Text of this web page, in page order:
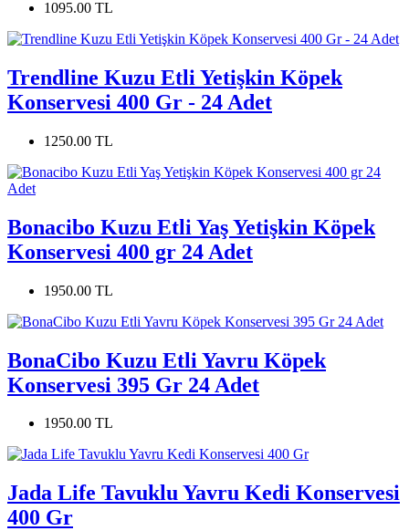
1095.00 TL
Trendline Kuzu Etli Yetişkin Köpek
Konservesi 400 Gr - 24 Adet
1250.00 TL
Bonacibo Kuzu Etli Yaş Yetişkin Köpek
Konservesi 400 gr 24 Adet
1950.00 TL
BonaCibo Kuzu Etli Yavru Köpek
Konservesi 395 Gr 24 Adet
1950.00 TL
Jada Life Tavuklu Yavru Kedi Konservesi
400 Gr